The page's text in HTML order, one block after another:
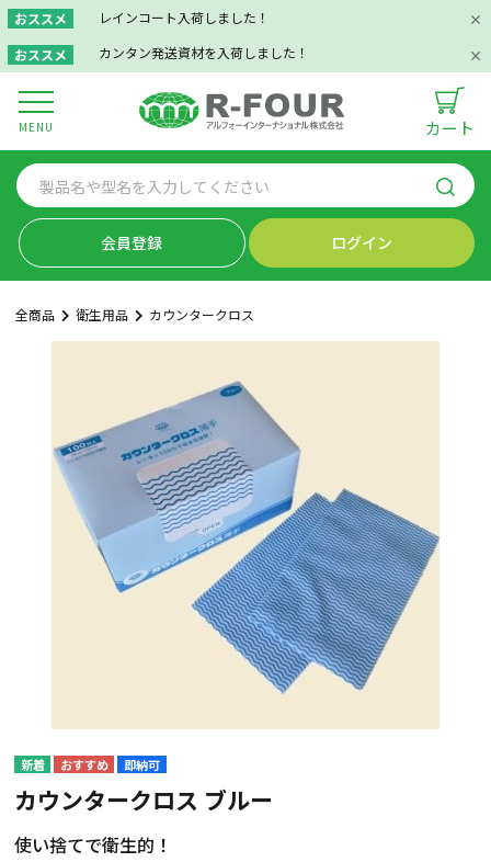
おススメ レインコート入荷しました！
おススメ カンタン発送資材を入荷しました！
MENU カート
会員登録 ログイン
全商品 衛生用品 カウンタークロス
即納可
カウンタークロス ブルー
使い捨てで衛生的！